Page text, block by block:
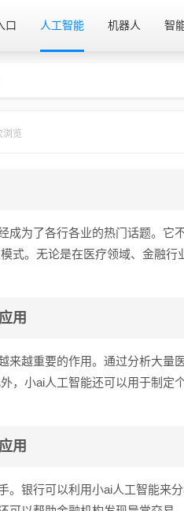
口 人工智能 机器人 智
浏览
成为了各行各业的热门话题。它
式。无论是在医疗领域、金融
用
来越重要的作用。通过分析大量
，小ai人工智能还可以用于制定
用
。银行可以利用小ai人工智能来